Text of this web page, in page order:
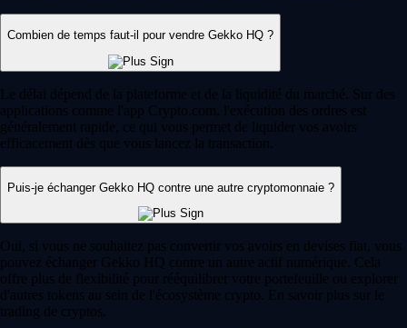
Combien de temps faut-il pour vendre Gekko HQ ?
Le délai dépend de la plateforme et de la liquidité du marché. Sur des
applications comme l'app Crypto.com, l'exécution des ordres est
généralement rapide, ce qui vous permet de liquider vos avoirs
efficacement dès que vous lancez la transaction.
Puis-je échanger Gekko HQ contre une autre cryptomonnaie ?
Oui, si vous ne souhaitez pas convertir vos avoirs en devises fiat, vous
pouvez échanger Gekko HQ contre un autre actif numérique. Cela
offre plus de flexibilité pour rééquilibrer votre portefeuille ou explorer
d'autres tokens au sein de l'écosystème crypto. En savoir plus sur le
trading de cryptos.